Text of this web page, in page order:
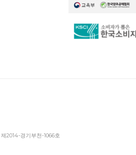
2014-경기부천-1066호